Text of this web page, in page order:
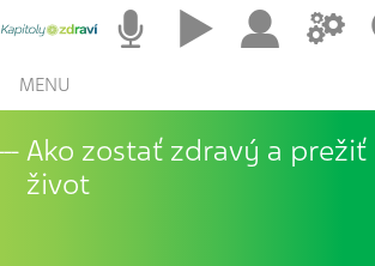
MENU
Ako zostať zdravý a
život